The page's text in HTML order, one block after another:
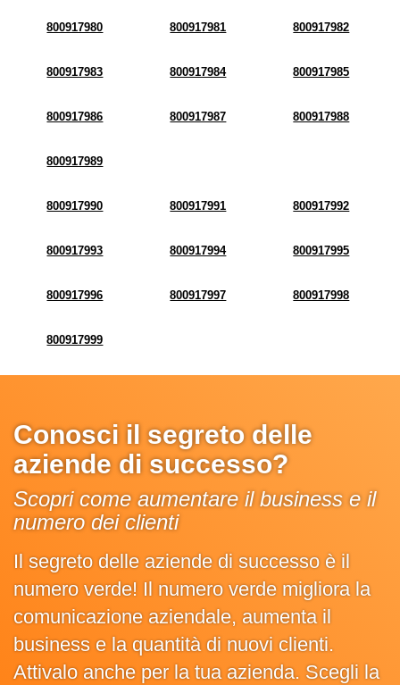
800917980 800917981 800917982
800917983 800917984 800917985
800917986 800917987 800917988
800917989
800917990 800917991 800917992
800917993 800917994 800917995
800917996 800917997 800917998
800917999
Conosci il segreto delle
aziende di successo?
Scopri come aumentare il business e il
numero dei clienti
Il segreto delle aziende di successo è il
numero verde! Il numero verde migliora la
comunicazione aziendale, aumenta il
business e la quantità di nuovi clienti.
Attivalo anche per la tua azienda. Scegli la